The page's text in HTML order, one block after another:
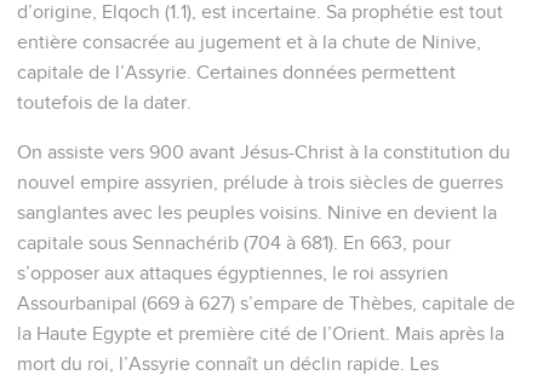
d’origine, Elqoch (1.1), est incertaine. Sa prophétie est tout
entière consacrée au jugement et à la chute de Ninive,
capitale de l’Assyrie. Certaines données permettent
toutefois de la dater.
On assiste vers 900 avant Jésus-Christ à la constitution du
nouvel empire assyrien, prélude à trois siècles de guerres
sanglantes avec les peuples voisins. Ninive en devient la
capitale sous Sennachérib (704 à 681). En 663, pour
s’opposer aux attaques égyptiennes, le roi assyrien
Assourbanipal (669 à 627) s’empare de Thèbes, capitale de
la Haute Egypte et première cité de l’Orient. Mais après la
mort du roi, l’Assyrie connaît un déclin rapide. Les